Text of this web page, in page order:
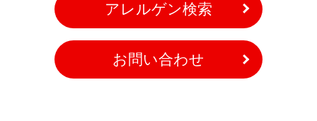
アレルゲン検索
お問い合わせ